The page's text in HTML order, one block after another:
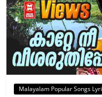
Malayalam Popular Songs